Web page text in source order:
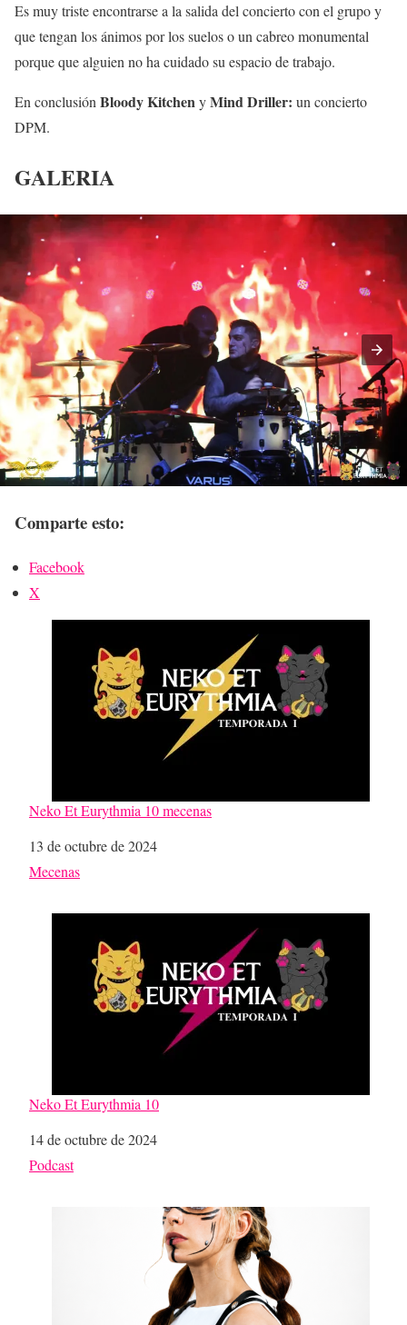
Es muy triste encontrarse a la salida del concierto con el grupo y
que tengan los ánimos por los suelos o un cabreo monumental
porque que alguien no ha cuidado su espacio de trabajo.
En conclusiónBloody KitchenyMind Driller: un concierto
DPM.
GALERIA
Comparte esto:
Facebook
X
Neko Et Eurythmia 10 mecenas
Fecha
13 de octubre de 2024
Respecto a
Mecenas
Neko Et Eurythmia 10
Fecha
14 de octubre de 2024
Respecto a
Podcast